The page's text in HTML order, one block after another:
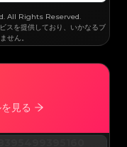
All Rights Reserved.
スを提供しており、いかなるブ
せん。
見る